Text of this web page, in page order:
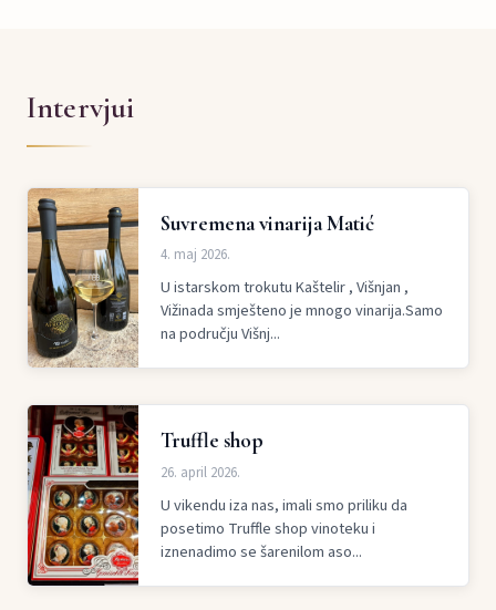
Intervjui
Suvremena vinarija Matić
4. maj 2026.
U istarskom trokutu Kaštelir , Višnjan ,
Vižinada smješteno je mnogo vinarija.Samo
na području Višnj...
Truffle shop
26. april 2026.
U vikendu iza nas, imali smo priliku da
posetimo Truffle shop vinoteku i
iznenadimo se šarenilom aso...